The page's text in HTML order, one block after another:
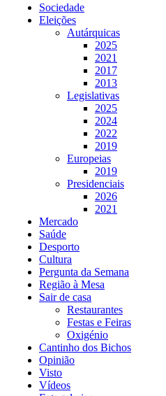
Sociedade
Eleições
Autárquicas
2025
2021
2017
2013
Legislativas
2025
2024
2022
2019
Europeias
2019
Presidenciais
2026
2021
Mercado
Saúde
Desporto
Cultura
Pergunta da Semana
Região à Mesa
Sair de casa
Restaurantes
Festas e Feiras
Oxigénio
Cantinho dos Bichos
Opinião
Visto
Vídeos